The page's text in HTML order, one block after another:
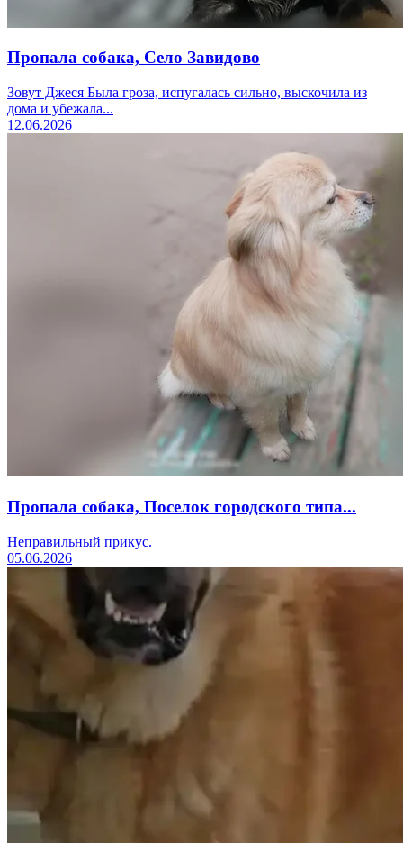
Пропала собака, Село Завидово
Зовут Джеся Была гроза, испугалась сильно, выскочила из
дома и убежала...
12.06.2026
Пропала собака, Поселок городского типа...
Неправильный прикус.
05.06.2026